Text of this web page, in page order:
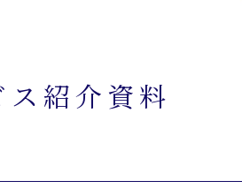
ス紹介資料